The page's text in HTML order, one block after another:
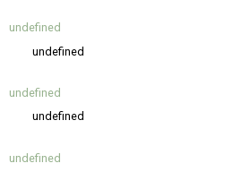
undefined
undefined
undefined
undefined
undefined